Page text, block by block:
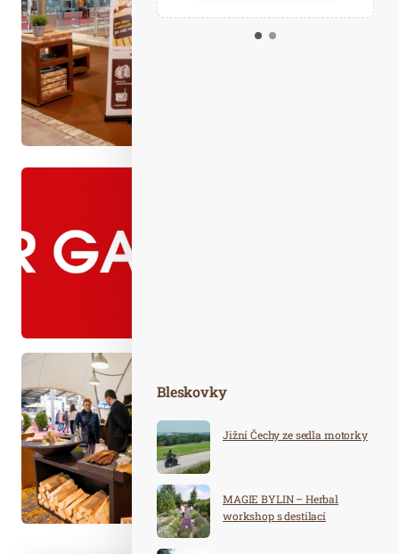
Kalendář událostí
Odebírejte náš newsletter
Bleskovky
Jižní Čechy ze sedla motorky
MAGIE BYLIN – Herbal
workshop s destilací